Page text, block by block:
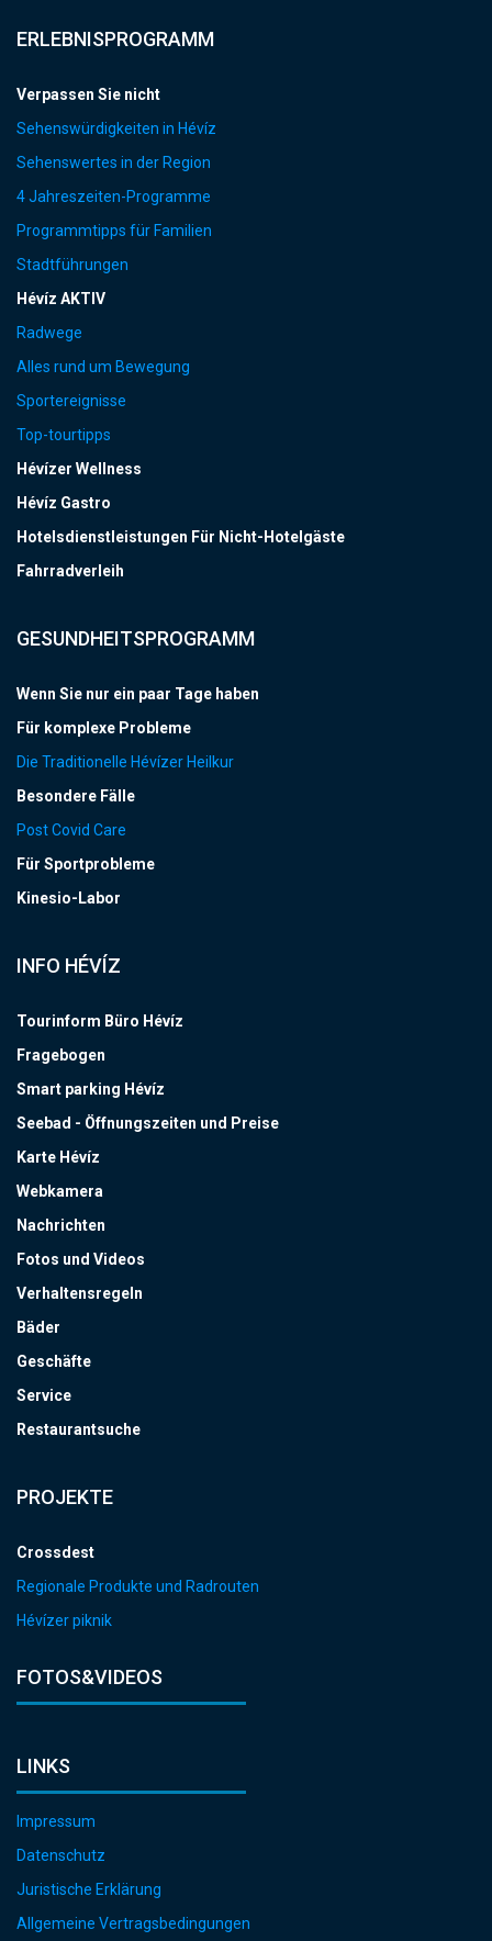
ERLEBNISPROGRAMM
Verpassen Sie nicht
Sehenswürdigkeiten in Hévíz
Sehenswertes in der Region
4 Jahreszeiten-Programme
Programmtipps für Familien
Stadtführungen
Hévíz AKTIV
Radwege
Alles rund um Bewegung
Sportereignisse
Top-tourtipps
Hévízer Wellness
Hévíz Gastro
Hotelsdienstleistungen Für Nicht-Hotelgäste
Fahrradverleih
GESUNDHEITSPROGRAMM
Wenn Sie nur ein paar Tage haben
Für komplexe Probleme
Die Traditionelle Hévízer Heilkur
Besondere Fälle
Post Covid Care
Für Sportprobleme
Kinesio-Labor
INFO HÉVÍZ
Tourinform Büro Hévíz
Fragebogen
Smart parking Hévíz
Seebad - Öffnungszeiten und Preise
Karte Hévíz
Webkamera
Nachrichten
Fotos und Videos
Verhaltensregeln
Bäder
Geschäfte
Service
Restaurantsuche
PROJEKTE
Crossdest
Regionale Produkte und Radrouten
Hévízer piknik
FOTOS&VIDEOS
LINKS
Impressum
Datenschutz
Juristische Erklärung
Allgemeine Vertragsbedingungen